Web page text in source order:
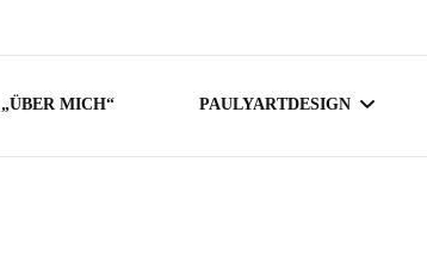
„ÜBER MICH“ PAULYARTDESIGN